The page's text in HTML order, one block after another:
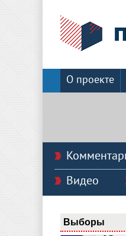
О проекте
Видео
Выборы